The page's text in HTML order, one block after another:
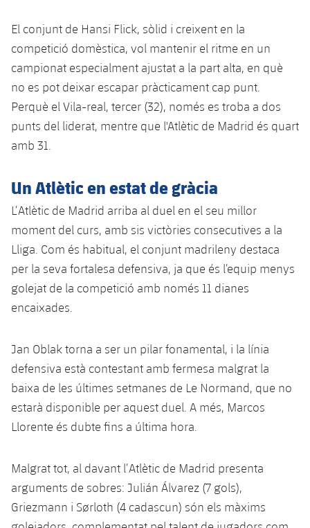
Classificació
Jugadors
Fotos
Palmarès
Jugadors
Classificació
Barça C
Junior
Juvenil
Infantil
PLUSICON
MÉS
Informació general
plusicon
més
Atletisme
plusicon
més
Actualitat
Femení
Jugadors
Calendari
Classificació
plusicon
més
Actualitat
Jugadors
Calendari
Classificació
Hoquei herba
Notícies
Hockey Herba Masculí
Patinatge artístic
Actualitat
Agenda
Escola de Patinatge
Actualitat
Jugadors
Calendari
Resultats
Classificació
Voleibol
plusicon
més
Notícies
Voleibol femení
Apunta't a les amateurs
plusicon
més
Carnet de l'Esportista Amateur
League of Legends
VALORANT Rising
El conjunt de Hansi Flick, sòlid i creixent en la
competició domèstica, vol mantenir el ritme en un
campionat especialment ajustat a la part alta, en què
no es pot deixar escapar pràcticament cap punt.
Perquè el Vila-real, tercer (32), només es troba a dos
punts del liderat, mentre que l'Atlètic de Madrid és quart
amb 31.
Un Atlètic en estat de gràcia
L’Atlètic de Madrid arriba al duel en el seu millor
moment del curs, amb sis victòries consecutives a la
Lliga. Com és habitual, el conjunt madrileny destaca
per la seva fortalesa defensiva, ja que és l’equip menys
golejat de la competició amb només 11 dianes
encaixades.
Jan Oblak torna a ser un pilar fonamental, i la línia
defensiva està contestant amb fermesa malgrat la
baixa de les últimes setmanes de Le Normand, que no
estarà disponible per aquest duel. A més, Marcos
Llorente és dubte fins a última hora.
Malgrat tot, al davant l’Atlètic de Madrid presenta
arguments de sobres: Julián Álvarez (7 gols),
Griezmann i Sørloth (4 cadascun) són els màxims